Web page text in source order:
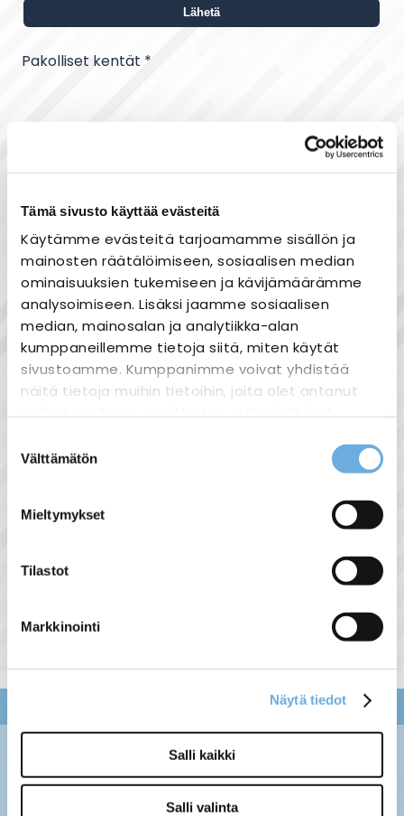
Tämä sivusto käyttää evästeitä
Käytämme evästeitä tarjoamamme sisällön ja
mainosten räätälöimiseen, sosiaalisen median
ominaisuuksien tukemiseen ja kävijämäärämme
analysoimiseen. Lisäksi jaamme sosiaalisen
median, mainosalan ja analytiikka-alan
kumppaneillemme tietoja siitä, miten käytät
sivustoamme. Kumppanimme voivat yhdistää
näitä tietoja muihin tietoihin, joita olet antanut
heille tai joita on kerätty, kun olet käyttänyt
valinta
Välttämätön
Mieltymykset
Tilastot
Markkinointi
Näytä tiedot
Salli kaikki
Salli valinta
Pakolliset kentät *